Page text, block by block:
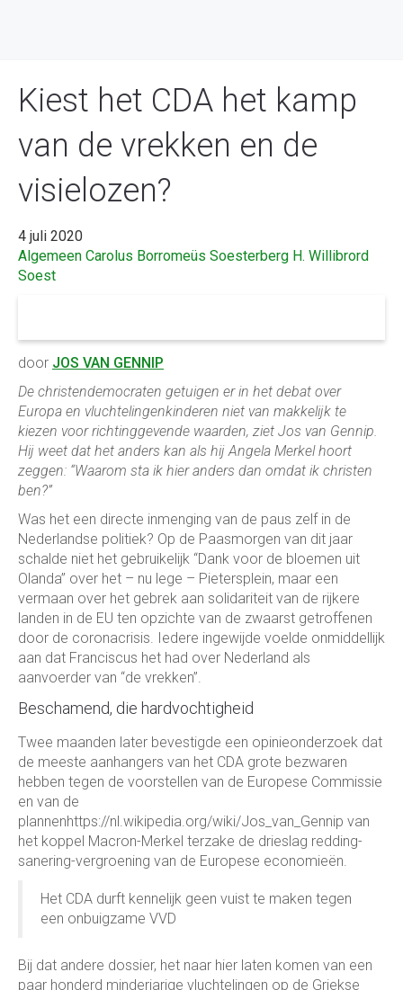
Kiest het CDA het kamp
van de vrekken en de
visielozen?
4 juli 2020
Algemeen Carolus Borromeüs Soesterberg H. Willibrord
Soest
door JOS VAN GENNIP
De christendemocraten getuigen er in het debat over
Europa en vluchtelingenkinderen niet van makkelijk te
kiezen voor richtinggevende waarden, ziet Jos van Gennip.
Hij weet dat het anders kan als hij Angela Merkel hoort
zeggen: “Waarom sta ik hier anders dan omdat ik christen
ben?”
Was het een directe inmenging van de paus zelf in de
Nederlandse politiek? Op de Paasmorgen van dit jaar
schalde niet het gebruikelijk “Dank voor de bloemen uit
Olanda’’ over het – nu lege – Pietersplein, maar een
vermaan over het gebrek aan solidariteit van de rijkere
landen in de EU ten opzichte van de zwaarst getroffenen
door de coronacrisis. Iedere ingewijde voelde onmiddellijk
aan dat Franciscus het had over Nederland als
aanvoerder van “de vrekken’’.
Beschamend, die hardvochtigheid
Twee maanden later bevestigde een opinieonderzoek dat
de meeste aanhangers van het CDA grote bezwaren
hebben tegen de voorstellen van de Europese Commissie
en van de
plannenhttps://nl.wikipedia.org/wiki/Jos_van_Gennip van
het koppel Macron-Merkel terzake de drieslag redding-
sanering-vergroening van de Europese economieën.
Het CDA durft kennelijk geen vuist te maken tegen
een onbuigzame VVD
Bij dat andere dossier, het naar hier laten komen van een
paar honderd minderjarige vluchtelingen op de Griekse